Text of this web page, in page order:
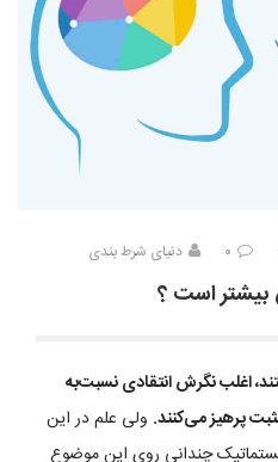
۰ دنیای شرط بندی
بیشتر است ؟
اغلب نگرش انتقادی نسبت‌به
پرهیز می‌کنند. ولی علم در این
چندانی روی این موضوع